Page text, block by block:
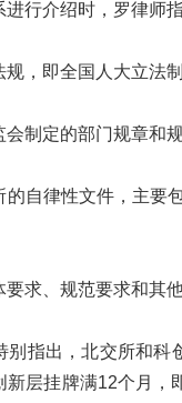
行介绍时，罗律师
，即全国人大立法
制定的部门规章和
的自律性文件，主要
求、规范要求和其
别指出，北交所和
新层挂牌满12个月